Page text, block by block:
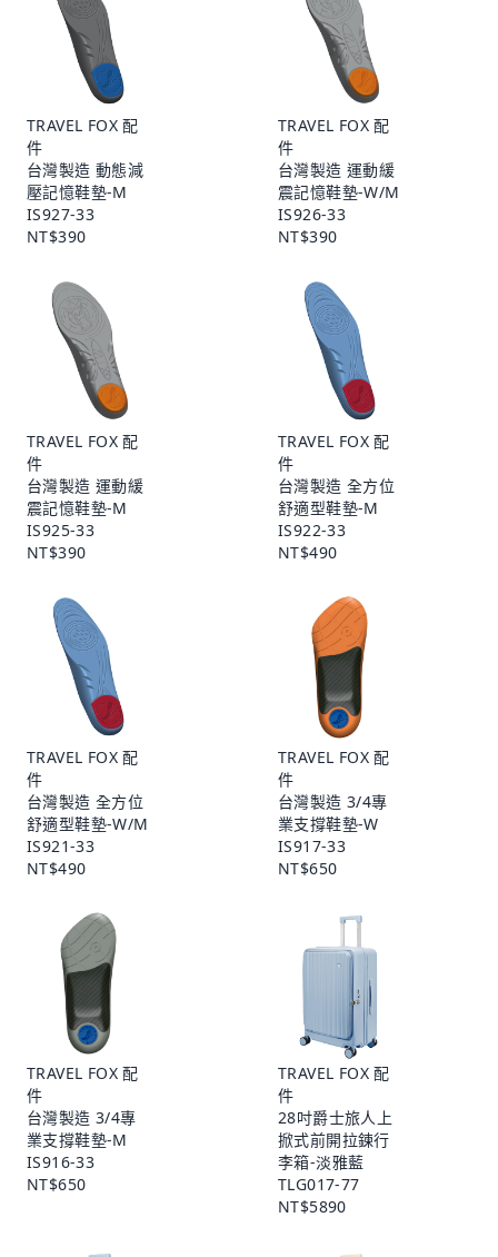
TRAVEL FOX 配
件
台灣製造 動態減
壓記憶鞋墊-M
IS927-33
NT$390
TRAVEL FOX 配
件
台灣製造 運動緩
震記憶鞋墊-W/M
IS926-33
NT$390
TRAVEL FOX 配
件
台灣製造 運動緩
震記憶鞋墊-M
IS925-33
NT$390
TRAVEL FOX 配
件
台灣製造 全方位
舒適型鞋墊-M
IS922-33
NT$490
TRAVEL FOX 配
件
台灣製造 全方位
舒適型鞋墊-W/M
IS921-33
NT$490
TRAVEL FOX 配
件
台灣製造 3/4專
業支撐鞋墊-W
IS917-33
NT$650
TRAVEL FOX 配
件
台灣製造 3/4專
業支撐鞋墊-M
IS916-33
NT$650
TRAVEL FOX 配
件
28吋爵士旅人上
掀式前開拉鍊行
李箱-淡雅藍
TLG017-77
NT$5890